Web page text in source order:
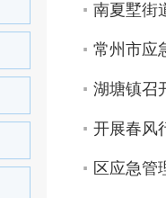
南夏墅街
常州市应
湖塘镇召
开展春风
区应急管